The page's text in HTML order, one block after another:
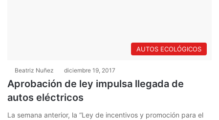
AUTOS ECOLÓGICOS
Beatriz Nuñez diciembre 19, 2017
Aprobación de ley impulsa llegada de
autos eléctricos
La semana anterior, la “Ley de incentivos y promoción para el